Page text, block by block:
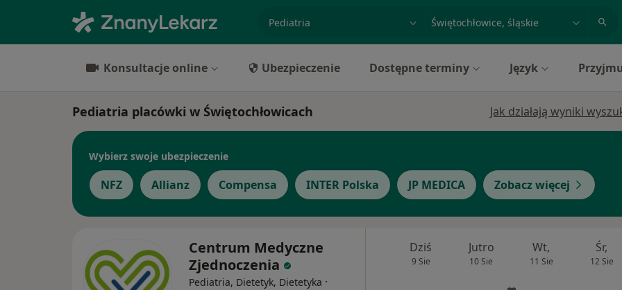
specjalizacja, badanie lub nazwiskomiasto lub dzielnica
Konsultacje online Ubezpieczenie Dostępne terminy Język
Pediatria placówki w Świętochłowicach Jak działają wyniki
Wybierz swoje ubezpieczenie
NFZ Allianz Compensa INTER Polska JP MEDICA Zobacz więcej
Centrum Medyczne
Zjednoczenia
Pediatria, Dietetyk, Dietetyka ·
Dziś
9 Sie
Jutro
10 Sie
Wt,
11 Sie
Śr,
12 Sie